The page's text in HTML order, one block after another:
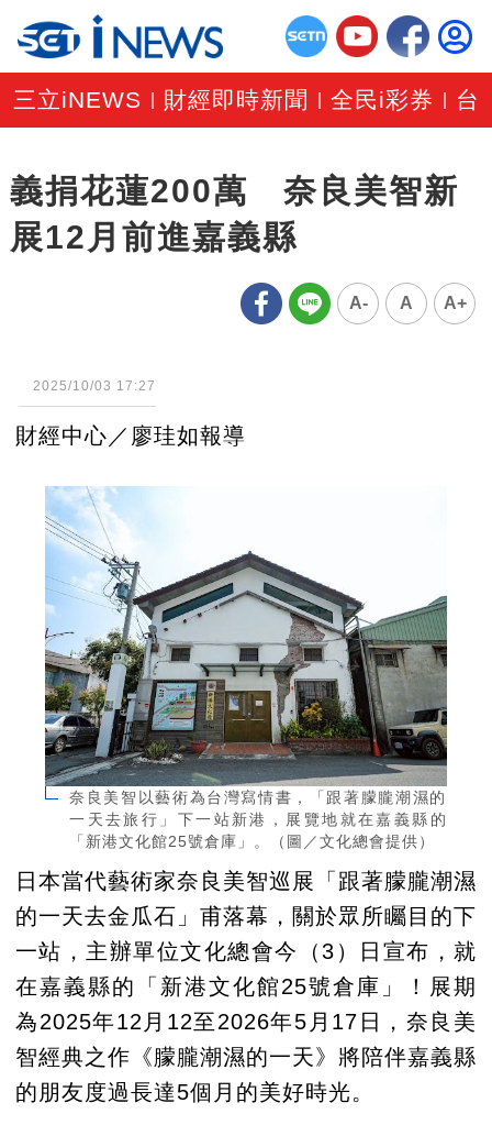
三立iNEWS 財經即時新聞 |全民i彩券 台
義捐花蓮200萬 奈良美智新
展12月前進嘉義縣
A- A A+
2025/10/03 17:27
財經中心／廖珪如報導
奈良美智以藝術為台灣寫情書，「跟著朦朧潮濕的
一天去旅行」下一站新港，展覽地就在嘉義縣的
「新港文化館25號倉庫」。（圖／文化總會提供）
日本當代藝術家奈良美智巡展「跟著朦朧潮濕
的一天去金瓜石」甫落幕，關於眾所矚目的下
一站，主辦單位文化總會今（3）日宣布，就
在嘉義縣的「新港文化館25號倉庫」！展期
為2025年12月12至2026年5月17日，奈良美
智經典之作《朦朧潮濕的一天》將陪伴嘉義縣
的朋友度過長達5個月的美好時光。